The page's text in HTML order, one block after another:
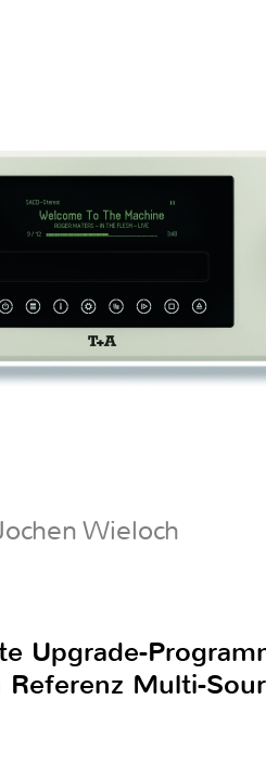
Wieloch
Upgrade-
Multi-